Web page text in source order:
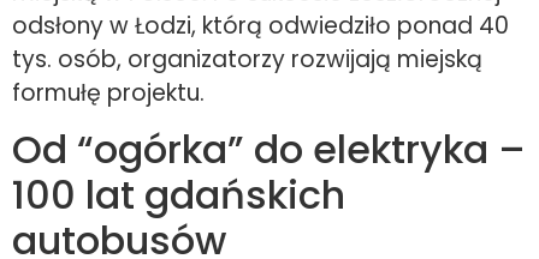
odsłony w Łodzi, którą odwiedziło ponad 40
tys. osób, organizatorzy rozwijają miejską
formułę projektu.
Od “ogórka” do elektryka –
100 lat gdańskich
autobusów